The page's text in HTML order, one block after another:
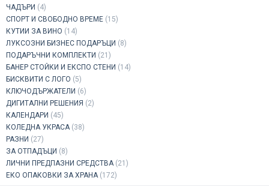
ЧАДЪРИ (4)
СПОРТ И СВОБОДНО ВРЕМЕ (15)
КУТИИ ЗА ВИНО (14)
ЛУКСОЗНИ БИЗНЕС ПОДАРЪЦИ (8)
ПОДАРЪЧНИ КОМПЛЕКТИ (21)
БАНЕР СТОЙКИ И ЕКСПО СТЕНИ (14)
БИСКВИТИ С ЛОГО (5)
КЛЮЧОДЪРЖАТЕЛИ (6)
ДИГИТАЛНИ РЕШЕНИЯ (2)
КАЛЕНДАРИ (45)
КОЛЕДНА УКРАСА (38)
РАЗНИ (27)
ЗА ОТПАДЪЦИ (8)
ЛИЧНИ ПРЕДПАЗНИ СРЕДСТВА (21)
ЕКО ОПАКОВКИ ЗА ХРАНА (172)